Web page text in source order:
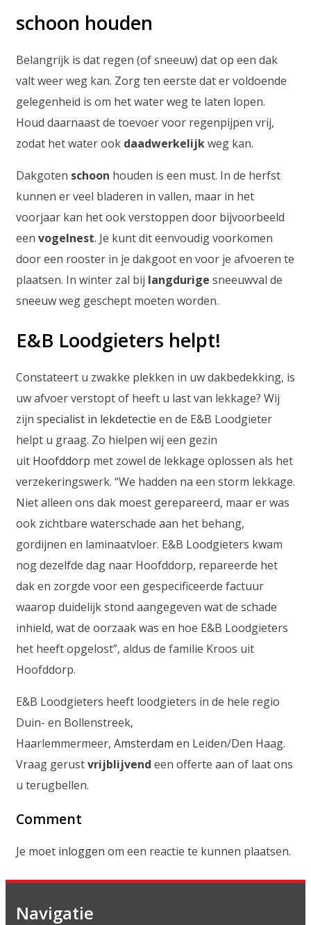
schoon houden
Belangrijk is dat regen (of sneeuw) dat op een dak
valt weer weg kan. Zorg ten eerste dat er voldoende
gelegenheid is om het water weg te laten lopen.
Houd daarnaast de toevoer voor regenpijpen vrij,
zodat het water ook daadwerkelijkweg kan.
Dakgoten schoon houden is een must. In de herfst
kunnen er veel bladeren in vallen, maar in het
voorjaar kan het ook verstoppen door bijvoorbeeld
een vogelnest. Je kunt dit eenvoudig voorkomen
door een rooster in je dakgoot en voor je afvoeren te
plaatsen. In winter zal bij langdurige sneeuwval de
sneeuw weg geschept moeten worden.
E&B Loodgieters helpt!
Constateert u zwakke plekken in uw dakbedekking, is
uw afvoer verstopt of heeft u last van lekkage? Wij
zijn specialist in lekdetectie en de E&B Loodgieter
helpt u graag. Zo hielpen wij een gezin
uit Hoofddorp met zowel de lekkage oplossen als het
verzekeringswerk. “We hadden na een storm lekkage.
Niet alleen ons dak moest gerepareerd, maar er was
ook zichtbare waterschade aan het behang,
gordijnen en laminaatvloer. E&B Loodgieters kwam
nog dezelfde dag naar Hoofddorp, repareerde het
dak en zorgde voor een gespecificeerde factuur
waarop duidelijk stond aangegeven wat de schade
inhield, wat de oorzaak was en hoe E&B Loodgieters
het heeft opgelost”, aldus de familie Kroos uit
Hoofddorp.
E&B Loodgieters heeft loodgieters in de hele regio
Duin- en Bollenstreek,
Haarlemmermeer, Amsterdam en Leiden/Den Haag.
Vraag gerustvrijblijvend een offerte aan of laat ons
u terugbellen.
Comment
Je moet inloggen om een reactie te kunnen plaatsen.
Navigatie